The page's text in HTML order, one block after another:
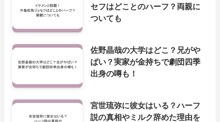
セフはどことのハーフ？両親に
ついても
佐野晶哉の大学はどこ？兄がや
ばい？実家が金持ちで劇団四季
出身の噂も！
宮世琉弥に彼女はいる？ハーフ
説の真相やミルク辞めた理由を